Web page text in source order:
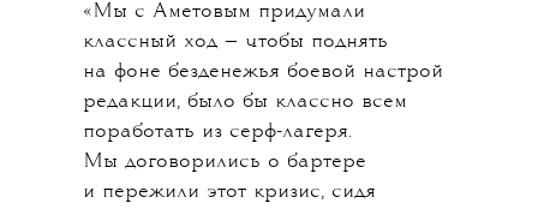
«Мы с Аметовым придумали
классный ход — чтобы поднять
на фоне безденежья боевой настрой
редакции, было бы классно всем
поработать из серф-лагеря.
Мы договорились о бартере
и пережили этот кризис, сидя